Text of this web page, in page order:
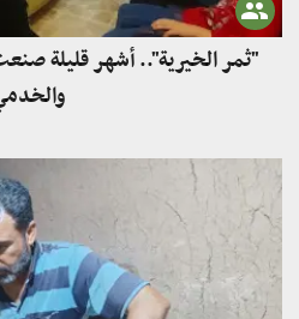
"ثمر الخيرية".. أشهر قليلة